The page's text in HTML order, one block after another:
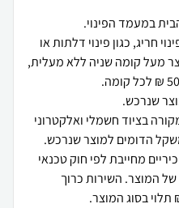
חריג, כגון פינוי דלתות או
מעל קומה שניה ללא מעלית,
בציוד חשמלי ואלקטרוני
מחייבת לפי חוק טכנאי
המוצר. השירות כרוך